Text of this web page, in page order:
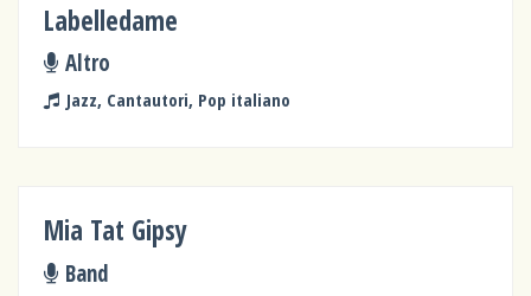
Labelledame
Altro
Jazz, Cantautori, Pop italiano
Mia Tat Gipsy
Band